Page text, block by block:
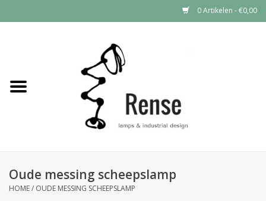
0 Artikelen - €0,00
Industrial lamps
Oude messing scheepslamp
HOME/ OUDE MESSING SCHEEPSLAMP